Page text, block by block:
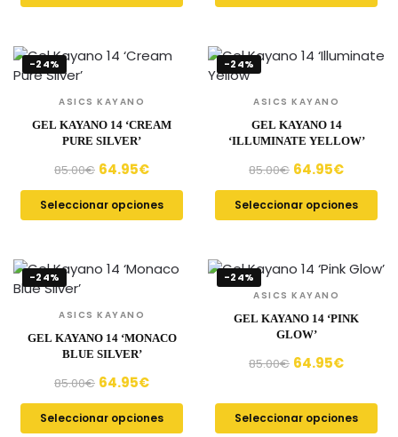
-24%
ASICS KAYANO
GEL KAYANO 14 ‘CREAM
PURE SILVER’
85.00€ 64.95€
Seleccionar opciones
-24%
ASICS KAYANO
GEL KAYANO 14
‘ILLUMINATE YELLOW’
85.00€ 64.95€
Seleccionar opciones
-24%
ASICS KAYANO
GEL KAYANO 14 ‘MONACO
BLUE SILVER’
85.00€ 64.95€
Seleccionar opciones
-24%
ASICS KAYANO
GEL KAYANO 14 ‘PINK
GLOW’
85.00€ 64.95€
Seleccionar opciones